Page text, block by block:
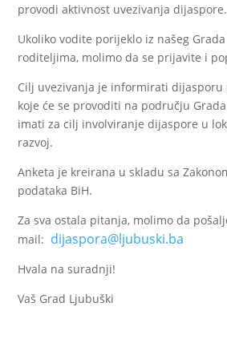
provodi aktivnost uvezivanja dijaspore.
Ukoliko vodite porijeklo iz našeg
roditeljima, molimo da se prijavite i
Cilj uvezivanja je informirati dijasporu
koje će se provoditi na području
imati za cilj involviranje dijaspore u
razvoj.
Anketa je kreirana u skladu sa
podataka BiH.
Za sva ostala pitanja, molimo da
mail: dijaspora@ljubuski.ba
Hvala na suradnji!
Vaš Grad Ljubuški